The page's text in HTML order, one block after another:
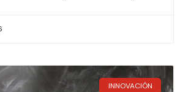
INNOVACIÓN